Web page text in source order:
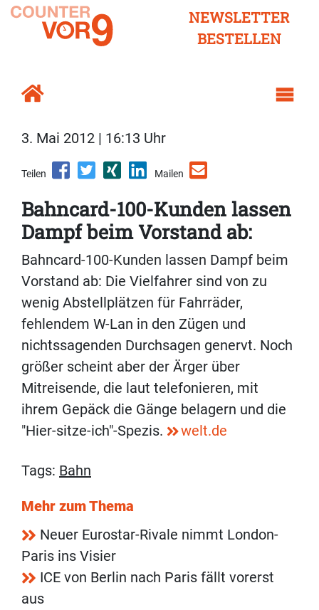
NEWSLETTER
BESTELLEN
3. Mai 2012 | 16:13 Uhr
Teilen Mailen
Bahncard-100-Kunden lassen
Dampf beim Vorstand ab:
Bahncard-100-Kunden lassen Dampf beim
Vorstand ab: Die Vielfahrer sind von zu
wenig Abstellplätzen für Fahrräder,
fehlendem W-Lan in den Zügen und
nichtssagenden Durchsagen genervt. Noch
größer scheint aber der Ärger über
Mitreisende, die laut telefonieren, mit
ihrem Gepäck die Gänge belagern und die
"Hier-sitze-ich"-Spezis.
welt.de
Tags: Bahn
Mehr zum Thema
Neuer Eurostar-Rivale nimmt London-
Paris ins Visier
ICE von Berlin nach Paris fällt vorerst
aus